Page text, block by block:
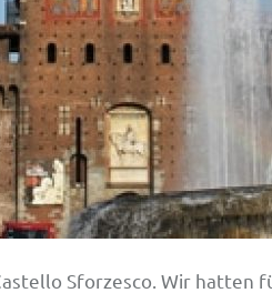
Sforzesco. Wir hatten